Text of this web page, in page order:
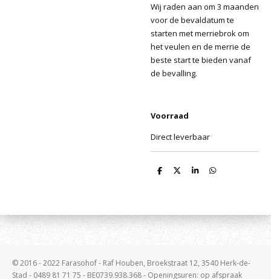
Wij raden aan om 3 maanden
voor de bevaldatum te
starten met merriebrok om
het veulen en de merrie de
beste start te bieden vanaf
de bevalling.
Voorraad
Direct leverbaar
D
D
S
D
© 2016 - 2022 Farasohof - Raf Houben, Broekstraat 12, 3540 Herk-de-
Stad - 0489 81 71 75 - BE0739.938.368 - Openingsuren: op afspraak